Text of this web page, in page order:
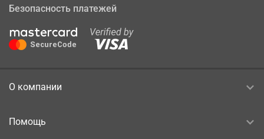
Безопасность платежей
О компании
Помощь